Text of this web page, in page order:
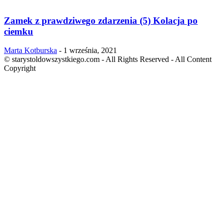
Zamek z prawdziwego zdarzenia (5) Kolacja po
ciemku
Marta Kotburska - 1 września, 2021
© starystoldowszystkiego.com - All Rights Reserved - All Content
Copyright